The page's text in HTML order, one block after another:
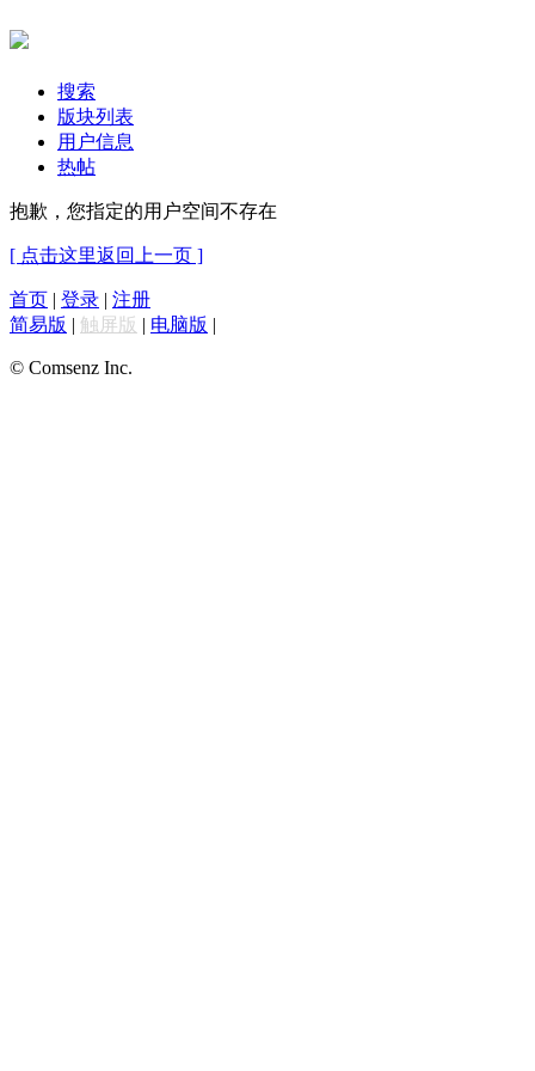
搜索
版块列表
用户信息
热帖
抱歉，您指定的用户空间不存在
[ 点击这里返回上一页 ]
首页 | 登录 | 注册
简易版 | 触屏版 | 电脑版 |
© Comsenz Inc.